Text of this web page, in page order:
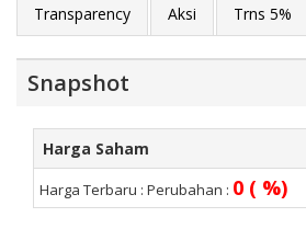
Transparency Aksi Trns 5%
Snapshot
Harga Saham
Harga Terbaru : Perubahan : 0 ( %)